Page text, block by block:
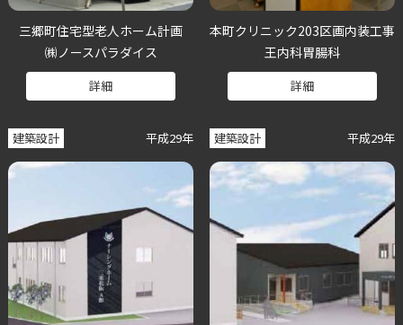
三郷町住宅型老人ホーム計画
㈱ノースパラダイス
詳細
本町クリニック203区画内装工事
王内科胃腸科
詳細
建築設計 平成29年 建築設計 平成29年